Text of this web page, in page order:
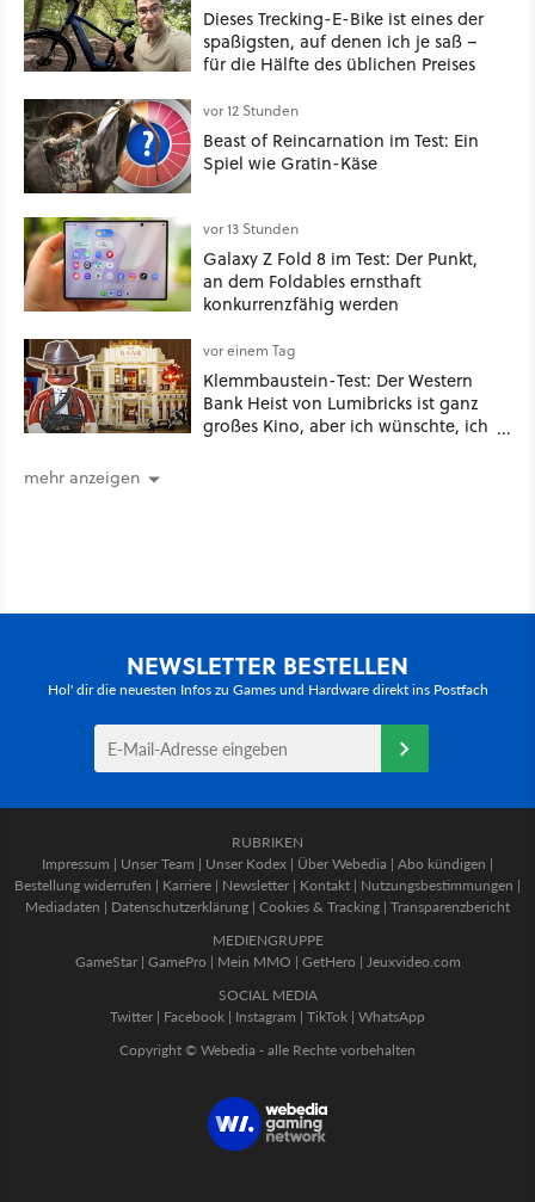
Dieses Trecking-E-Bike ist eines der
spaßigsten, auf denen ich je saß –
für die Hälfte des üblichen Preises
vor 12 Stunden
Beast of Reincarnation im Test: Ein
Spiel wie Gratin-Käse
vor 13 Stunden
Galaxy Z Fold 8 im Test: Der Punkt,
an dem Foldables ernsthaft
konkurrenzfähig werden
vor einem Tag
Klemmbaustein-Test: Der Western
Bank Heist von Lumibricks ist ganz
großes Kino, aber ich wünschte, ich
mehr anzeigen
NEWSLETTER BESTELLEN
Hol' dir die neuesten Infos zu Games und Hardware direkt ins Postfach
RUBRIKEN
Impressum | Unser Team | Unser Kodex | Über Webedia | Abo kündigen |
Bestellung widerrufen | Karriere | Newsletter | Kontakt | Nutzungsbestimmungen |
Mediadaten | Datenschutzerklärung | Cookies & Tracking | Transparenzbericht
MEDIENGRUPPE
GameStar| GamePro | Mein MMO | GetHero | Jeuxvideo.com
SOCIAL MEDIA
Twitter | Facebook | Instagram | TikTok | WhatsApp
Copyright © Webedia - alle Rechte vorbehalten